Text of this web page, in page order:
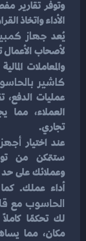
الأداء واتخاذ
يُعد جهاز
والمعاملات
كاشير
تجاري.
عند اختيار
أداء عملك.
الحاسوب مع